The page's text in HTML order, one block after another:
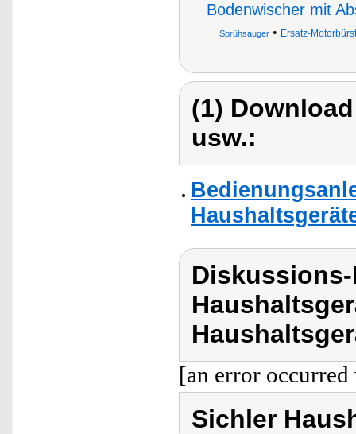
Bodenwischer mit
Sprühsauger • Ersatz-
(1)
usw.:
[an error
Sichler